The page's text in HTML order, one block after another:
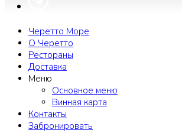
Черетто Море
О Черетто
Рестораны
Доставка
Меню
Основное меню
Винная карта
Контакты
Забронировать